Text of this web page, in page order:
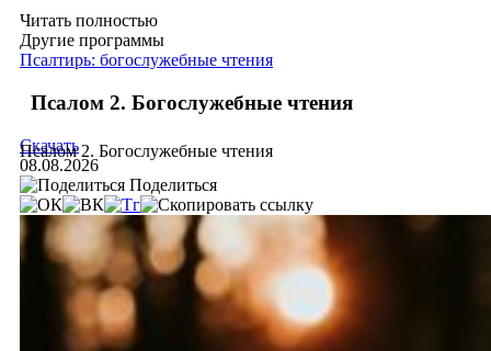
Читать полностью
Другие программы
Псалтирь: богослужебные чтения
Псалом 2. Богослужебные чтения
Псалом 2. Богослужебные чтения
Скачать
08.08.2026
Поделиться